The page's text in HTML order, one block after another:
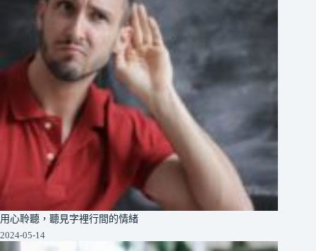
用心聆聽，聽見字裡行間的情緒
2024-05-14